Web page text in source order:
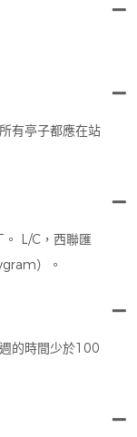
有亭子都應在站
L/C，西聯匯
）。
的時間少於100